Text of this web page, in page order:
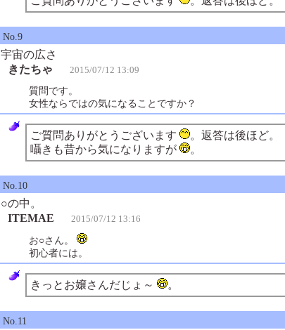
No.9
宇宙の広さ
きたちゃ
2015/07/12 13:09
質問です。
女性ならではの気になることですか？
ご質問ありがとうございます
。返答は後ほど。
囁きも昔から気になりますが
。
No.10
○の中。
ITEMAE
2015/07/12 13:16
お○さん。
初心者には。
きっとお嬢さんだじょ～ 。
No.11